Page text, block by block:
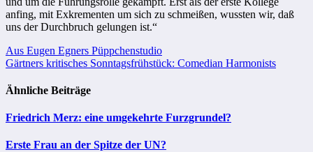
anfing, mit Exkrementen um sich zu schmeißen, wussten wir, daß
uns der Durchbruch gelungen ist.“
Beitragsnavigation
Aus Eugen Egners Püppchenstudio
Gärtners kritisches Sonntagsfrühstück: Comedian Harmonists
Ähnliche Beiträge
Friedrich Merz: eine umgekehrte Furzgrundel?
Erste Frau an der Spitze der UN?